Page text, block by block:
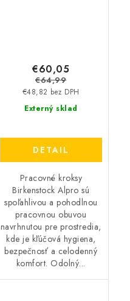
Externý sklad
€48,82 bez DPH
€60,05
€64,99
DETAIL
Pracovné kroksy
Birkenstock Alpro sú
spoľahlivou a pohodlnou
pracovnou obuvou
navrhnutou pre prostredia,
kde je kľúčová hygiena,
bezpečnosť a celodenný
komfort. Odolný...